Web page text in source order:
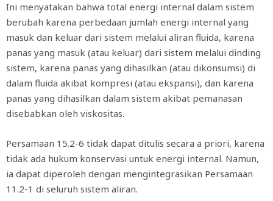
Ini menyatakan bahwa total energi internal dalam sistem
berubah karena perbedaan jumlah energi internal yang
masuk dan keluar dari sistem melalui aliran fluida, karena
panas yang masuk (atau keluar) dari sistem melalui dinding
sistem, karena panas yang dihasilkan (atau dikonsumsi) di
dalam fluida akibat kompresi (atau ekspansi), dan karena
panas yang dihasilkan dalam sistem akibat pemanasan
disebabkan oleh viskositas.
Persamaan 15.2-6 tidak dapat ditulis secara a priori, karena
tidak ada hukum konservasi untuk energi internal. Namun,
ia dapat diperoleh dengan mengintegrasikan Persamaan
11.2-1 di seluruh sistem aliran.